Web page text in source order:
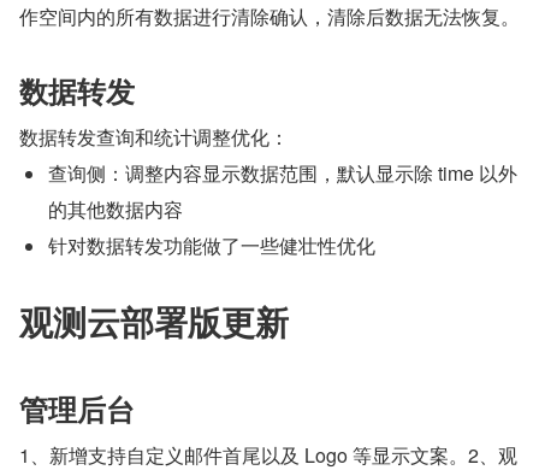
作空间内的所有数据进行清除确认，清除后数据无法恢复。
数据转发
数据转发查询和统计调整优化：
查询侧：调整内容显示数据范围，默认显示除 time 以外
的其他数据内容
针对数据转发功能做了一些健壮性优化
观测云部署版更新
管理后台
1、新增支持自定义邮件首尾以及 Logo 等显示文案。2、观